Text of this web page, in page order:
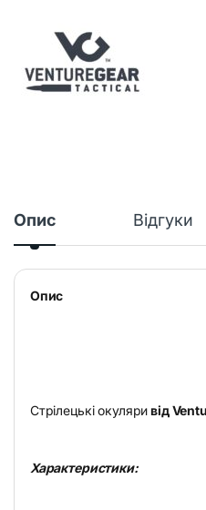
Опис Відгуки
Опис
Стрілецькі окуляривід
Характеристики: